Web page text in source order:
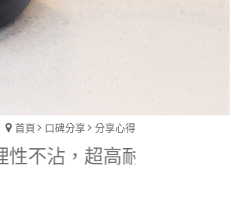
首頁 口碑分享 分享心得
超高耐用度。不用開